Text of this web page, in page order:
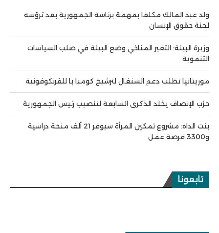
ولد عبد المالك مكلفا بمهمة برئاسة الجمهورية بعد ترؤسه
لجنة حقوق الإنسان
وزيرة البيئة: التغير المناخي وضع البيئة في صلب السياسات
التنموية
موريتانيا تطلب دعم السنغال لترشيح كومبا با للفرنكوفونية
حزب الإنصاف يخلد الذكرى السابعة لتنصيب رئيس الجمهورية
بنت الداه: مشروع تمكين المرأة سيوفر 21 ألف منحة دراسية
و3300 فرصة عمل
تابعونا